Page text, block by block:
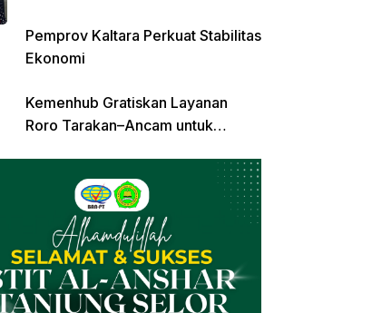
Pemprov Kaltara Perkuat Stabilitas
Ekonomi
Kemenhub Gratiskan Layanan
Roro Tarakan–Ancam untuk